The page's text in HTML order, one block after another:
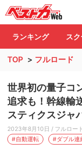
自
ランキング ス
TOP > フルロード
世界初の量子コ
追求も！幹線輸
スティクスジャ
2023年8月10日 / フルロー
#自動運転
#ダブル連